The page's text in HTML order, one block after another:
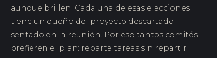
aunque brillen. Cada una de esas elecciones
tiene un dueño del proyecto descartado
sentado en la reunión. Por eso tantos comités
prefieren el plan: reparte tareas sin repartir